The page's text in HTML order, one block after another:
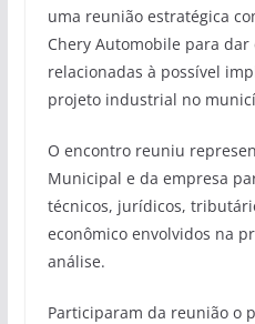
uma reunião estratégica
Chery Automobile para
relacionadas à possível
projeto industrial no
O encontro reuniu
Municipal e da empresa
técnicos, jurídicos,
econômico envolvidos na
análise.
Participaram da reunião o